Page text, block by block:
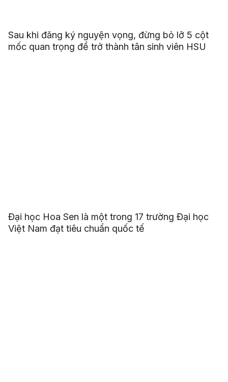
Sau khi đăng ký nguyện vọng, đừng bỏ lỡ 5 cột
mốc quan trọng để trở thành tân sinh viên HSU
Đại học Hoa Sen là một trong 17 trường Đại học
Việt Nam đạt tiêu chuẩn quốc tế